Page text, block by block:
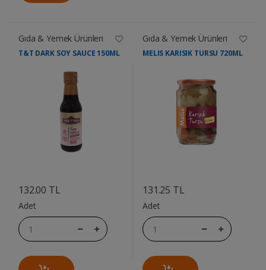
Gıda & Yemek Ürünleri
T&T DARK SOY SAUCE 150ML
132.00 TL
Adet
Gıda & Yemek Ürünleri
MELIS KARISIK TURSU 720ML
131.25 TL
Adet